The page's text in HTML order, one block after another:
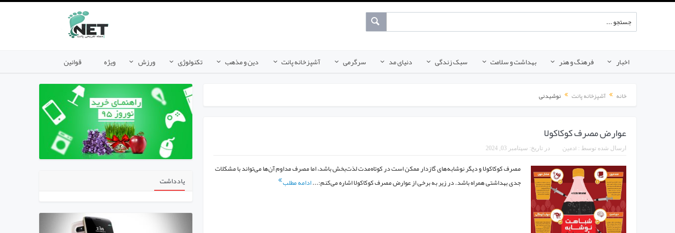
اخبار فرهنگ و هنر بهداشت و سلامت سبک زندگی دنیای مد سرگرمی آشپزخانه پانت دین و مذهب تکنولوژی ورزش ویژه قوانین
خانه آشپزخانه پانت نوشیدنی
عوارض مصرف کوکاکولا
ارسال شده توسط : ادمین در تاریخ: سپتامبر 03, 2024
مصرف کوکاکولا و دیگر نوشابه‌های گازدار ممکن است در کوتاه‌مدت لذت‌بخش باشد، اما مصرف مداوم آن‌ها می‌تواند با مشکلات
جدی بهداشتی همراه باشد. در زیر به برخی از عوارض مصرف کوکاکولا اشاره می‌کنم:...ادامه مطلب یادداشت